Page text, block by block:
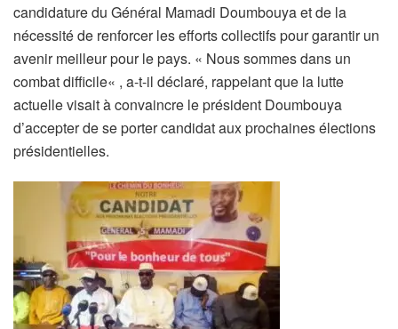
candidature du Général Mamadi Doumbouya et de la
nécessité de renforcer les efforts collectifs pour garantir un
avenir meilleur pour le pays. « Nous sommes dans un
combat difficile« , a-t-il déclaré, rappelant que la lutte
actuelle visait à convaincre le président Doumbouya
d’accepter de se porter candidat aux prochaines élections
présidentielles.